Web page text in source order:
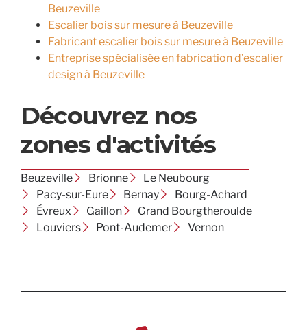
Beuzeville
Escalier bois sur mesure à Beuzeville
Fabricant escalier bois sur mesure à Beuzeville
Entreprise spécialisée en fabrication d’escalier
design à Beuzeville
Découvrez nos
zones d'activités
Beuzeville Brionne
Le Neubourg
Pacy-sur-Eure
Bernay
Bourg-Achard
Évreux
Gaillon
Grand Bourgtheroulde
Louviers
Pont-Audemer Vernon